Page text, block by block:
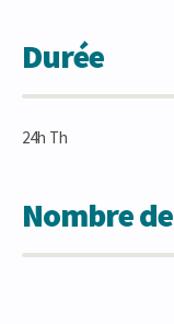
Durée
24h Th
Nombre